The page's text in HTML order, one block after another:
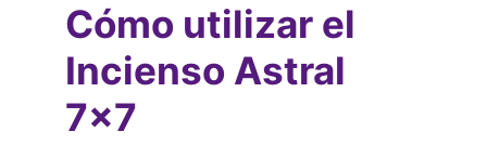
Cómo utilizar el
Incienso Astral
7×7